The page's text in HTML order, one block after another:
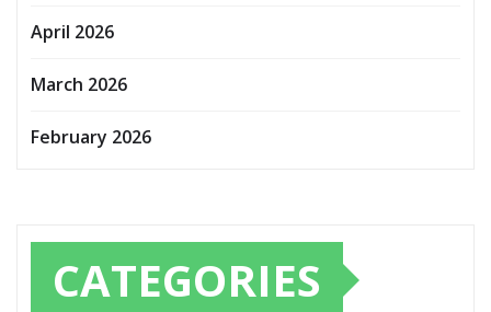
April 2026
March 2026
February 2026
CATEGORIES